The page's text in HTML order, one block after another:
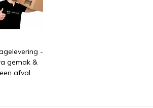
-
gemak &
afval